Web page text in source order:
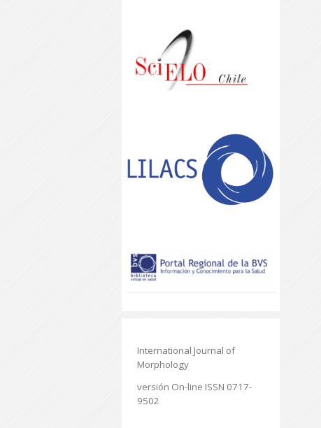
International Journal of
Morphology
versión On-line ISSN 0717-
9502